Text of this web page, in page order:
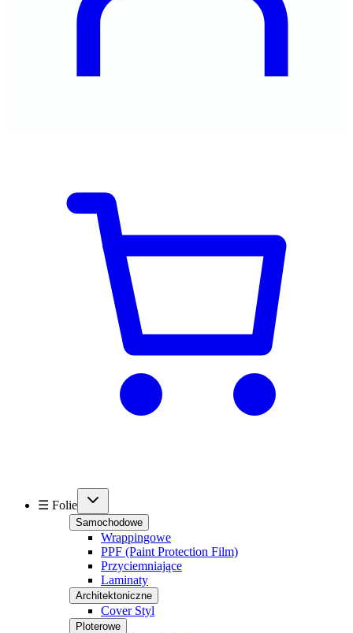
☰ Folie
Samochodowe
Wrappingowe
PPF (Paint Protection Film)
Przyciemniające
Laminaty
Architektoniczne
Cover Styl
Ploterowe